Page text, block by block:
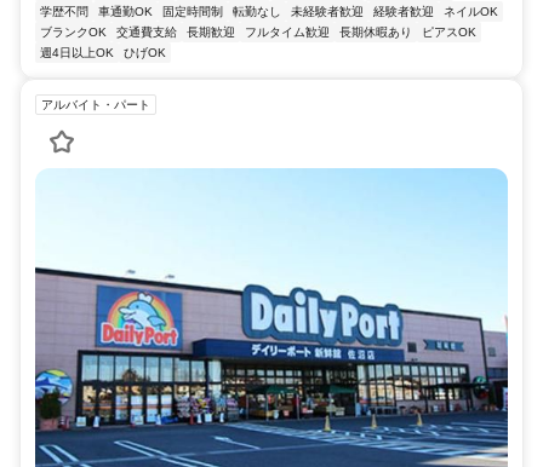
学歴不問
車通勤OK 固定時間制 転勤なし 未経験者歓迎 経験者歓迎
ネイルOK
ブランクOK
交通費支給 長期歓迎 フルタイム歓迎 長期休暇あり
ピアスOK
週4日以上OK
ひげOK
アルバイト・パート